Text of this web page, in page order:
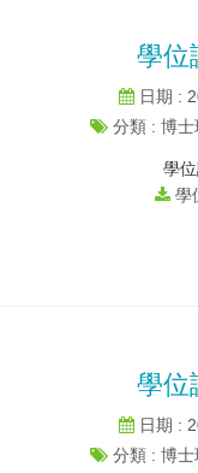
學位
日期 :
分類 : 博
學
學
學位
日期 :
分類 : 博